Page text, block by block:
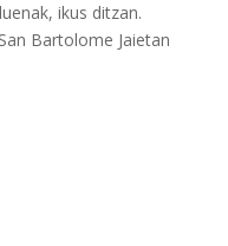
ikus ditzan.
Bartolome Jaietan